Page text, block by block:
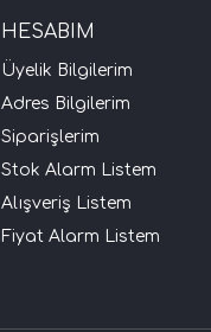
HESABIM
Üyelik Bilgilerim
Adres Bilgilerim
Siparişlerim
Stok Alarm Listem
Alışveriş Listem
Fiyat Alarm Listem